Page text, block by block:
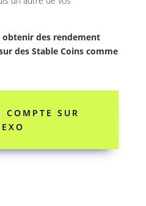
obtenir des rendement
des Stable Coins comme
COMPTE SUR